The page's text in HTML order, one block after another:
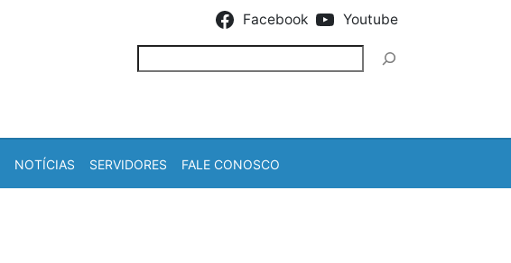
Facebook Youtube
NOTÍCIAS SERVIDORES FALE CONOSCO